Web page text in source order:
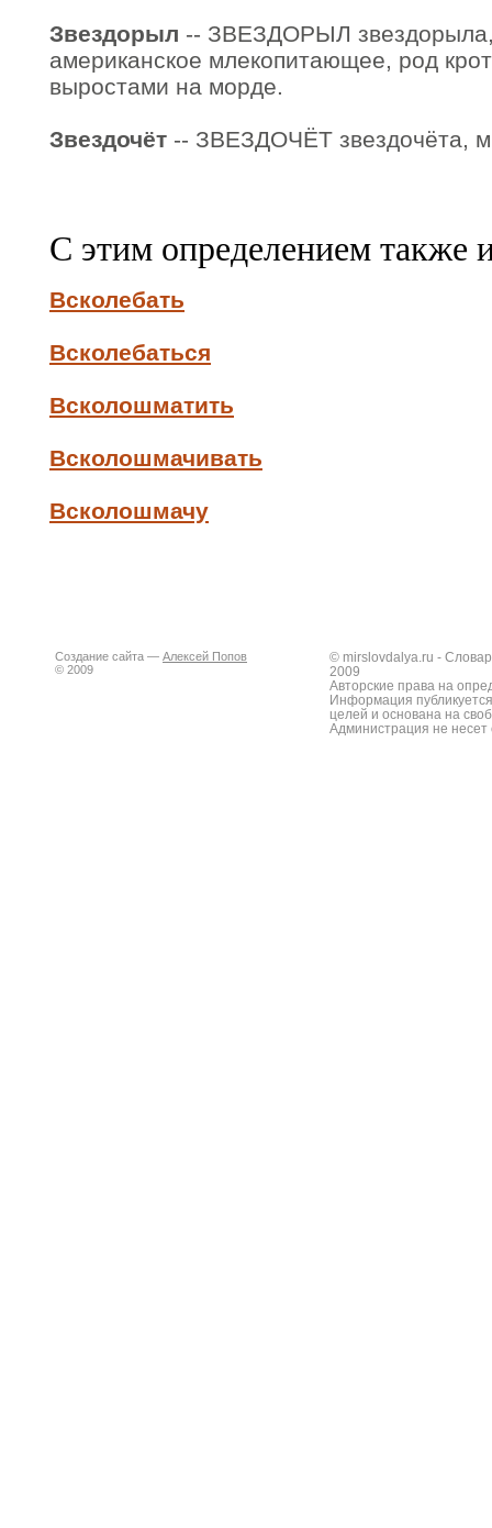
Звездорыл -- ЗВЕЗДОРЫЛ
американское млекопитающее, род
выростами на морде.
Звездочёт -- ЗВЕЗДОЧЁТ звездочёта,
С этим определением также
Всколебать
Всколебаться
Всколошматить
Всколошмачивать
Всколошмачу
Создание сайта — Алексей Попов
© 2009
© mirslovdalya.ru -
2009
Авторские права на
Информация
целей и основана на
Администрация не несет